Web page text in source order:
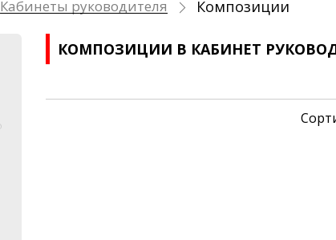
Кабинеты руководителя Композиции
КОМПОЗИЦИИ В КАБИНЕТ